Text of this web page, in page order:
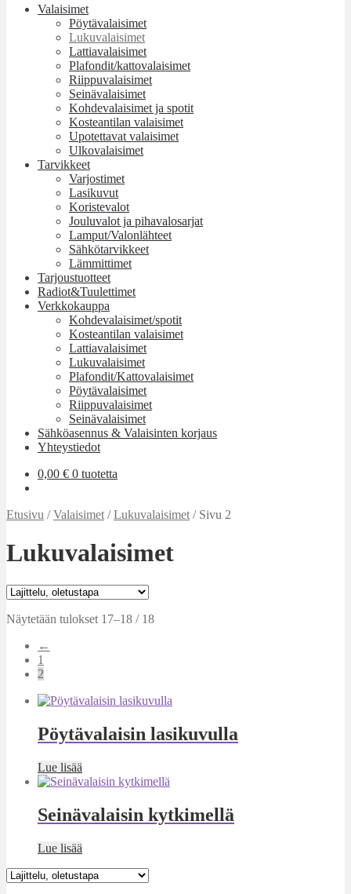
Valaisimet
Pöytävalaisimet
Lukuvalaisimet
Lattiavalaisimet
Plafondit/kattovalaisimet
Riippuvalaisimet
Seinävalaisimet
Kohdevalaisimet ja spotit
Kosteantilan valaisimet
Upotettavat valaisimet
Ulkovalaisimet
Tarvikkeet
Varjostimet
Lasikuvut
Koristevalot
Jouluvalot ja pihavalosarjat
Lamput/Valonlähteet
Sähkötarvikkeet
Lämmittimet
Tarjoustuotteet
Radiot&Tuulettimet
Verkkokauppa
Kohdevalaisimet/spotit
Kosteantilan valaisimet
Lattiavalaisimet
Lukuvalaisimet
Plafondit/Kattovalaisimet
Pöytävalaisimet
Riippuvalaisimet
Seinävalaisimet
Sähköasennus & Valaisinten korjaus
Yhteystiedot
0,00 € 0 tuotetta
Etusivu /Valaisimet /Lukuvalaisimet / Sivu 2
Lukuvalaisimet
Näytetään tulokset 17–18 / 18
←
1
2
Pöytävalaisin lasikuvulla
Lue lisää
Seinävalaisin kytkimellä
Lue lisää